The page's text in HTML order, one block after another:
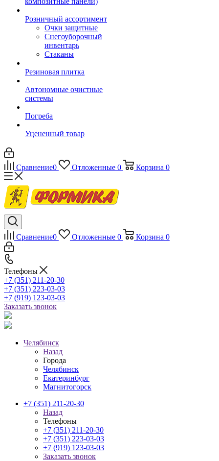
Розничный ассортимент
Очки защитные
Снегоуборочный
инвентарь
Стаканы
Резиновая плитка
Автономные очистные
системы
Погреба
Уцененный товар
Сравнение0 Отложенные 0 Корзина 0
Сравнение0 Отложенные 0 Корзина 0
Телефоны
+7 (351) 211-20-30
+7 (351) 223-03-03
+7 (919) 123-03-03
Заказать звонок
Челябинск
Назад
Города
Челябинск
Екатеринбург
Магнитогорск
+7 (351) 211-20-30
Назад
Телефоны
+7 (351) 211-20-30
+7 (351) 223-03-03
+7 (919) 123-03-03
Заказать звонок